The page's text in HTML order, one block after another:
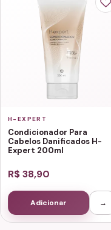
H-EXPERT
Condicionador Para
Cabelos Danificados H-
Expert 200ml
R$ 38,90
Adicionar →